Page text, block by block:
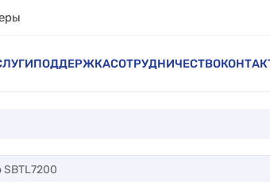
ПОДДЕРЖКАСОТРУДНИЧЕСТВО
SBTL7200